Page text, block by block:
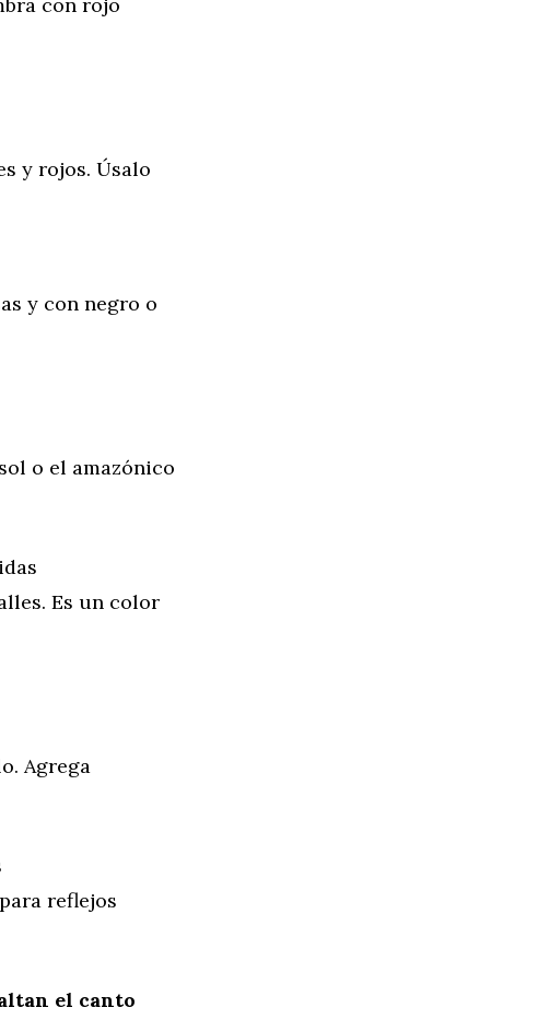
y rojos. Úsalo
y con negro o
o el amazónico
Es un color
Agrega
reflejos
el canto